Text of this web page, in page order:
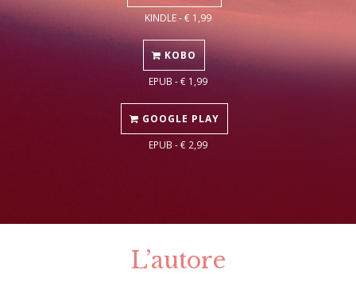
KINDLE - € 1,99
KOBO
EPUB - € 1,99
GOOGLE PLAY
EPUB - € 2,99
L’autore